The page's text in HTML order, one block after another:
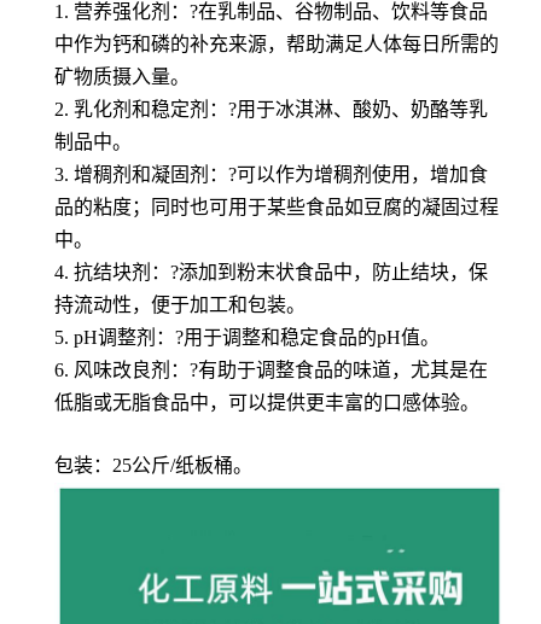
1. 营养强化剂：?在乳制品、谷物制品、饮料等食品
中作为钙和磷的补充来源，帮助满足人体每日所需的
矿物质摄入量。
2. 乳化剂和稳定剂：?用于冰淇淋、酸奶、奶酪等乳
制品中。
3. 增稠剂和凝固剂：?可以作为增稠剂使用，增加食
品的粘度；同时也可用于某些食品如豆腐的凝固过程
中。
4. 抗结块剂：?添加到粉末状食品中，防止结块，保
持流动性，便于加工和包装。
5. pH调整剂：?用于调整和稳定食品的pH值。
6. 风味改良剂：?有助于调整食品的味道，尤其是在
低脂或无脂食品中，可以提供更丰富的口感体验。
包装：25公斤/纸板桶。